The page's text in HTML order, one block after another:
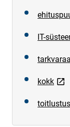
IT-
kokklink